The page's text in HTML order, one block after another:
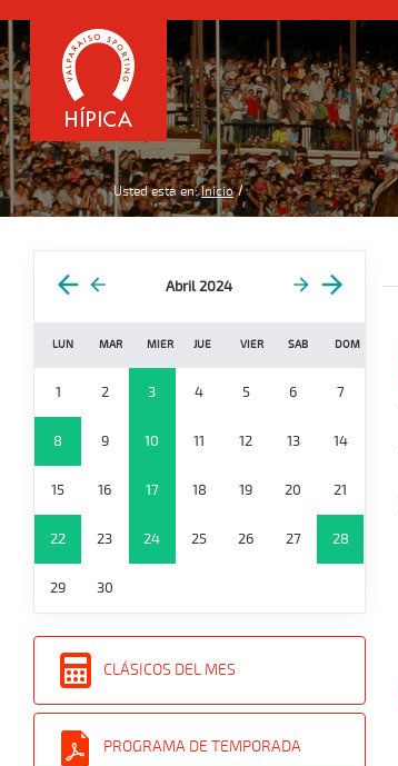
Usted está en: Inicio
Abril 2024
LUN MAR MIER JUE VIER SAB DOM
1 2 3 4 5 6 7
8 9 10 11 12 13 14
15 16 17 18 19 20 21
22 23 24 25 26 27 28
29 30
CLÁSICOS DEL MES
PROGRAMA DE TEMPORADA